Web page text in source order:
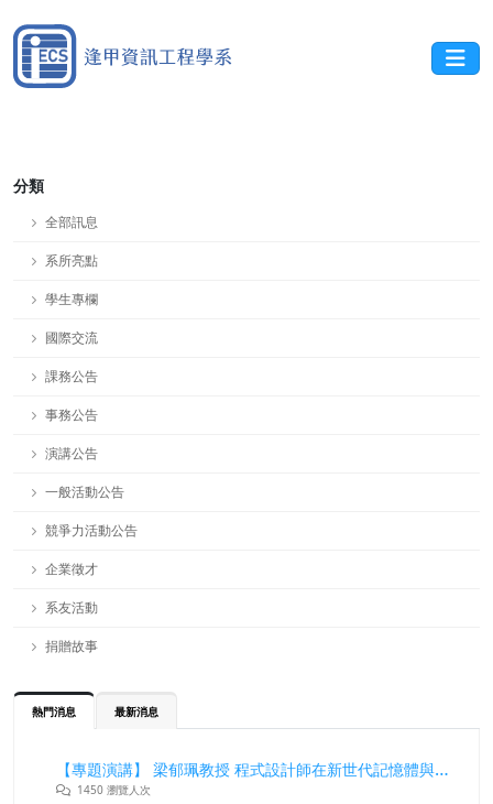
分類
全部訊息
系所亮點
學生專欄
國際交流
課務公告
事務公告
演講公告
一般活動公告
競爭力活動公告
企業徵才
系友活動
捐贈故事
熱門消息 最新消息
【專題演講】 梁郁珮教授 程式設計師在新世代記憶體與儲存系統中的角色與挑戰
1450 瀏覽人次